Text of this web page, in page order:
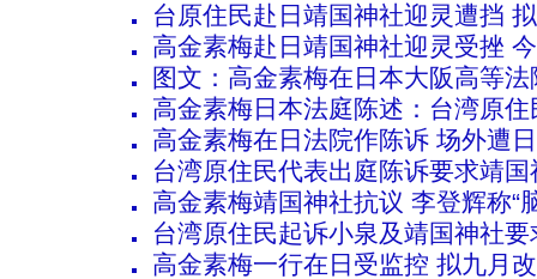
台原住民赴日靖国神社迎灵遭挡
高金素梅赴日靖国神社迎灵受挫
图文：高金素梅在日本大阪高等
高金素梅日本法庭陈述：台湾原
高金素梅在日法院作陈诉 场外遭
台湾原住民代表出庭陈诉要求靖
高金素梅靖国神社抗议 李登辉称“
台湾原住民起诉小泉及靖国神社
高金素梅一行在日受监控 拟九月